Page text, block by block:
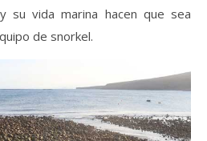
y su vida marina hacen que sea
de snorkel.